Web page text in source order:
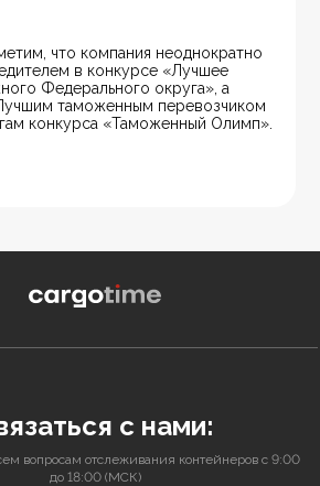
что компания неоднократно
в конкурсе «Лучшее
Федерального округа», а
таможенным перевозчиком
конкурса «Таможенный Олимп».
с нами:
вопросам отслеживания контейнеров с 9:00
до 18:00 (МСК)